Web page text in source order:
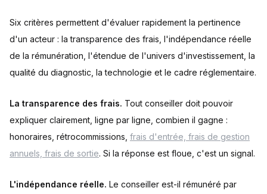
Six critères permettent d'évaluer rapidement la pertinence
d'un acteur : la transparence des frais, l'indépendance réelle
de la rémunération, l'étendue de l'univers d'investissement, la
qualité du diagnostic, la technologie et le cadre réglementaire.
La transparence des frais. Tout conseiller doit pouvoir
expliquer clairement, ligne par ligne, combien il gagne :
honoraires, rétrocommissions, frais d'entrée, frais de gestion
annuels, frais de sortie. Si la réponse est floue, c'est un signal.
L'indépendance réelle. Le conseiller est-il rémunéré par